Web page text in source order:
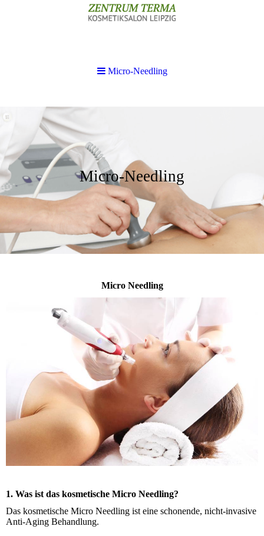
Micro-Needling
Micro Needling
1. Was ist das kosmetische Micro Needling?
Das kosmetische Micro Needling ist eine schonende, nicht-invasive
Anti-Aging Behandlung.
Micro-Needling